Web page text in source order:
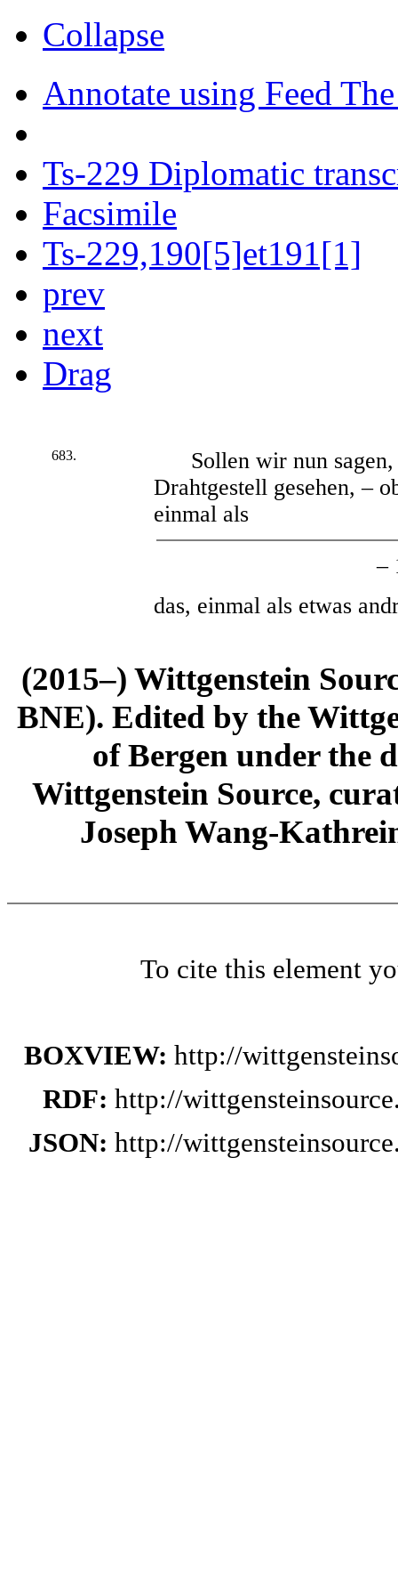
Collapse
Annotate using Feed
Ts-229 Diplomatic
Facsimile
Ts-229,190[5]et191[1]
prev
next
Drag
683.
Sollen wir nun sagen,
Drahtgestell gesehen, –
einmal als
–
das, einmal als etwas
(2015–) Wittgenstein
BNE). Edited by the
of Bergen under the
Wittgenstein Source,
Joseph Wang-
To cite this element
BOXVIEW: http://
RDF: http://
JSON: http://